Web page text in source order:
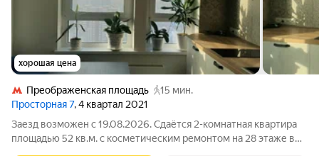
хорошая цена
Преображенская площадь
15 мин.
Просторная 7, 4 квартал 2021
Заезд возможен с 19.08.2026. Сдаётся 2-комнатная квартира
площадью 52 кв.м. с косметическим ремонтом на 28 этаже в